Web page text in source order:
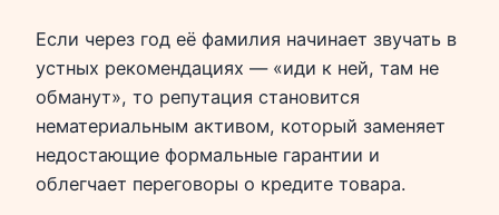
Если через год её фамилия начинает звучать в
устных рекомендациях — «иди к ней, там не
обманут», то репутация становится
нематериальным активом, который заменяет
недостающие формальные гарантии и
облегчает переговоры о кредите товара.